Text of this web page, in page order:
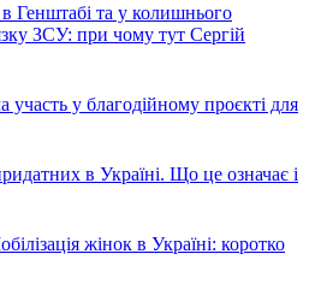
та у колишнього
ЗСУ: при чому тут Сергій
участь у благодійному проєкті для
в Україні. Що це означає і
жінок в Україні: коротко